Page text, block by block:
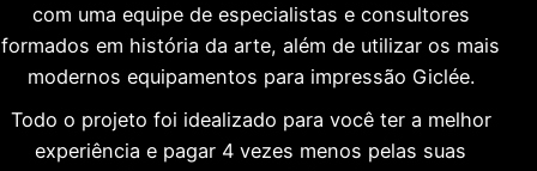
com uma equipe de especialistas e consultores
formados em história da arte, além de utilizar os mais
modernos equipamentos para impressão Giclée.
Todo o projeto foi idealizado para você ter a melhor
experiência e pagar 4 vezes menos pelas suas